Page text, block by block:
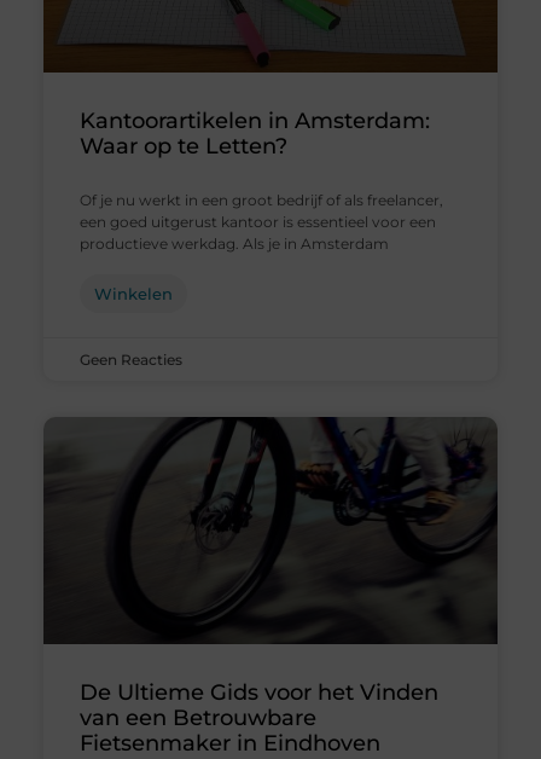
Kantoorartikelen in Amsterdam:
Waar op te Letten?
Of je nu werkt in een groot bedrijf of als freelancer,
een goed uitgerust kantoor is essentieel voor een
productieve werkdag. Als je in Amsterdam
Winkelen
Geen Reacties
De Ultieme Gids voor het Vinden
van een Betrouwbare
Fietsenmaker in Eindhoven